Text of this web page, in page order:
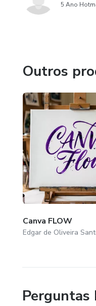
5 Ano
Outros
Canva FLOW
Edgar de Oliveira
Perguntas